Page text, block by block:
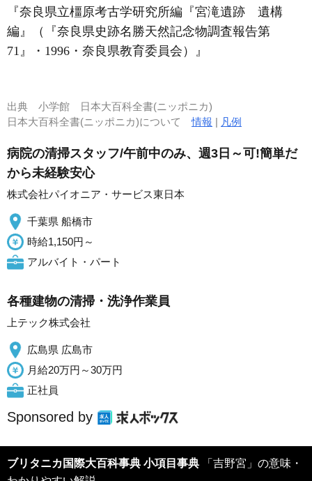
『奈良県立橿原考古学研究所編『宮滝遺跡 遺構
編』（『奈良県史跡名勝天然記念物調査報告第
71』・1996・奈良県教育委員会）』
出典 小学館 日本大百科全書(ニッポニカ)
日本大百科全書(ニッポニカ)について情報 | 凡例
病院の清掃スタッフ/午前中のみ、週3日～可!簡単だ
から未経験安心
株式会社パイオニア・サービス東日本
千葉県 船橋市
時給1,150円～
アルバイト・パート
各種建物の清掃・洗浄作業員
上テック株式会社
広島県 広島市
月給20万円～30万円
正社員
Sponsored by
ブリタニカ国際大百科事典 小項目事典